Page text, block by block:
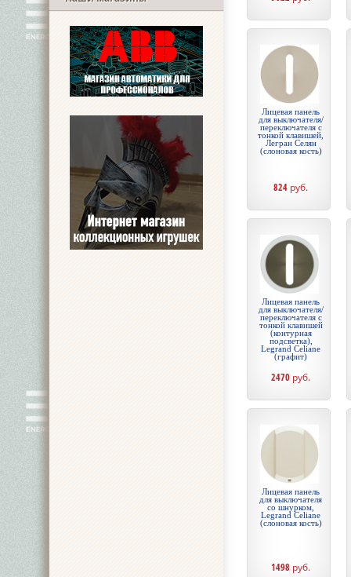
Лицевая панель
для выключателя/
переключателя с
тонкой клавишей,
Легран Селян
(слоновая кость)
824 руб.
Лицевая панель
для выключателя/
переключателя с
тонкой клавишей
(контурная
подсветка),
Legrand Celiane
(графит)
2470 руб.
Лицевая панель
для выключателя
со шнурком,
Legrand Celiane
(слоновая кость)
1498 руб.